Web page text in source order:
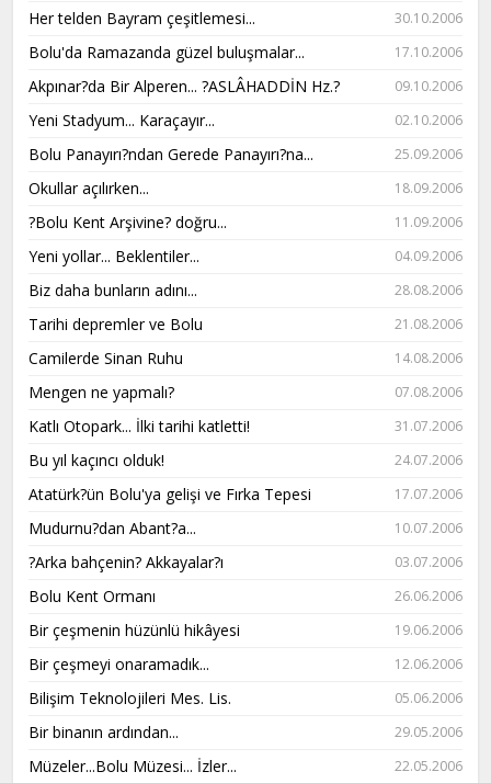
Her telden Bayram çeşitlemesi... 30.10.2006
Bolu'da Ramazanda güzel buluşmalar... 17.10.2006
Akpınar?da Bir Alperen... ?ASLÂHADDİN Hz.? 09.10.2006
Yeni Stadyum... Karaçayır... 02.10.2006
Bolu Panayırı?ndan Gerede Panayırı?na... 25.09.2006
Okullar açılırken... 18.09.2006
?Bolu Kent Arşivine? doğru... 11.09.2006
Yeni yollar... Beklentiler... 04.09.2006
Biz daha bunların adını... 28.08.2006
Tarihi depremler ve Bolu 21.08.2006
Camilerde Sinan Ruhu 14.08.2006
Mengen ne yapmalı? 07.08.2006
Katlı Otopark... İlki tarihi katletti! 31.07.2006
Bu yıl kaçıncı olduk! 24.07.2006
Atatürk?ün Bolu'ya gelişi ve Fırka Tepesi 17.07.2006
Mudurnu?dan Abant?a... 10.07.2006
?Arka bahçenin? Akkayalar?ı 03.07.2006
Bolu Kent Ormanı 26.06.2006
Bir çeşmenin hüzünlü hikâyesi 19.06.2006
Bir çeşmeyi onaramadık... 12.06.2006
Bilişim Teknolojileri Mes. Lis. 05.06.2006
Bir binanın ardından... 29.05.2006
Müzeler...Bolu Müzesi... İzler... 22.05.2006